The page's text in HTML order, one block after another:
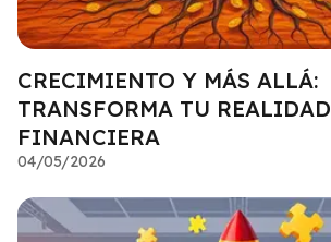
CRECIMIENTO Y MÁS ALLÁ:
TRANSFORMA TU REALIDAD
FINANCIERA
04/05/2026